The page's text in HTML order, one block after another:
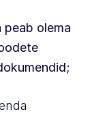
olema